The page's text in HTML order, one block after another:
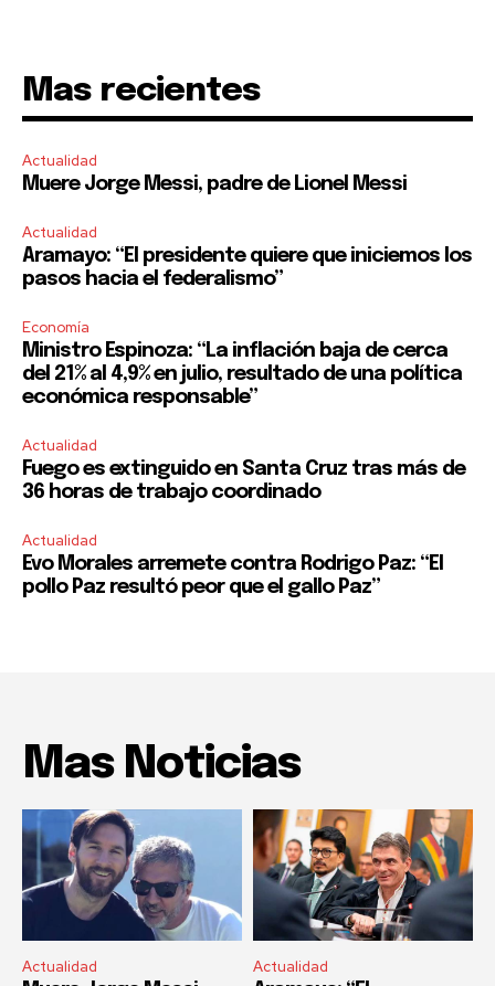
Mas recientes
Actualidad
Muere Jorge Messi, padre de Lionel Messi
Actualidad
Aramayo: “El presidente quiere que iniciemos los
pasos hacia el federalismo”
Economía
Ministro Espinoza: “La inflación baja de cerca
del 21% al 4,9% en julio, resultado de una política
económica responsable”
Actualidad
Fuego es extinguido en Santa Cruz tras más de
36 horas de trabajo coordinado
Actualidad
Evo Morales arremete contra Rodrigo Paz: “El
pollo Paz resultó peor que el gallo Paz”
Mas Noticias
Actualidad Actualidad